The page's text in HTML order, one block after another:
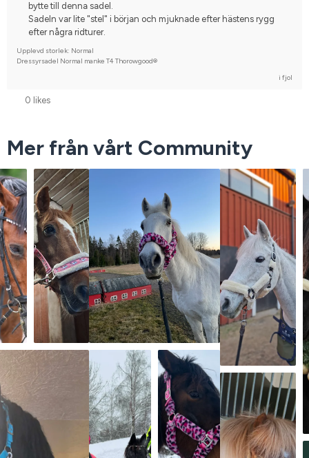
bytte till denna sadel.
Sadeln var lite "stel" i början och mjuknade efter hästens rygg
efter några ridturer.
Upplevd storlek: Normal
Dressyrsadel Normal manke T4 Thorowgood®
i fjol
0 likes
Mer från vårt Community